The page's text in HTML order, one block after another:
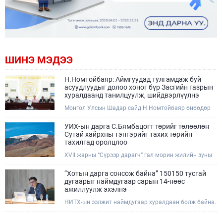
ШИНЭ МЭДЭЭ
Н.Номтойбаяр: Аймгуудад тулгамдаж буй
асуудлуудыг долоо хоног бүр Засгийн газрын
хуралдаанд танилцуулж, шийдвэрлүүлнэ
Монгол Улсын Шадар сайд Н.Номтойбаяр өнөөдөр
сайдын 10 дугаар албан даалгавар, Улсын Онцгой
комиссын даргын 3 дугаар тушаалын хүрээнд
Өмнөговь аймагт байгаль орчин, уул уурхайн 358
зөрчил илрүүлж, 200 гаруйг нь арилгуулаад байна.
УИХ-ын дарга С.Бямбацогт төрийг төлөөлөн
Сутай хайрхны тэнгэрийг тахих төрийн
тахилгад оролцлоо
XVII жарны “Сүрээр дарагч” гал морин жилийн зуны
өдөр /2026.08.06/ Сутай хайрхны тэнгэрийг тайх
төрийн тахилга боллоо.
“Хотын дарга сонсож байна” 150150 тусгай
дугаарыг наймдугаар сарын 14-нөөс
ажиллуулж эхэлнэ
НИТХ-ын ээлжит наймдугаар хуралдаан болж байна.